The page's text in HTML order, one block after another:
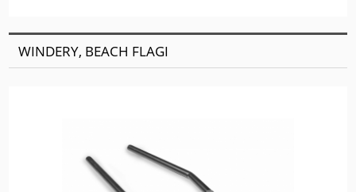
WINDERY, BEACH FLAGI